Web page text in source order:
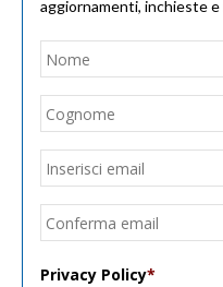
aggiornamenti, inchieste
Nome
Email
Privacy Policy*